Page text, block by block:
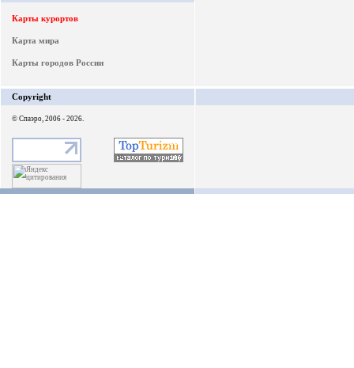
Карты курортов
Карта мира
Карты городов России
Copyright
© Спаэро, 2006 - 2026.